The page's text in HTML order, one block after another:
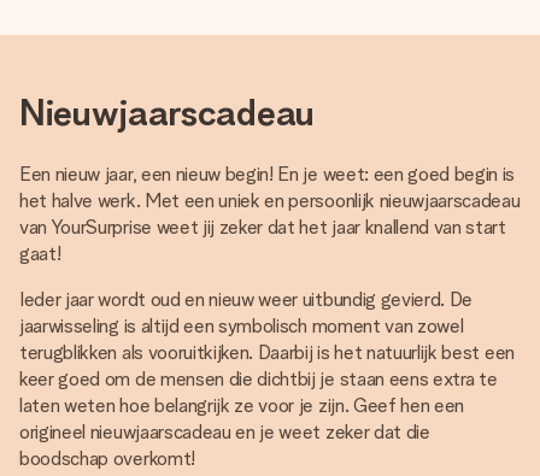
Nieuwjaarscadeau
Een nieuw jaar, een nieuw begin! En je weet: een goed begin is
het halve werk. Met een uniek en persoonlijk nieuwjaarscadeau
van YourSurprise weet jij zeker dat het jaar knallend van start
gaat!
Ieder jaar wordt oud en nieuw weer uitbundig gevierd. De
jaarwisseling is altijd een symbolisch moment van zowel
terugblikken als vooruitkijken. Daarbij is het natuurlijk best een
keer goed om de mensen die dichtbij je staan eens extra te
laten weten hoe belangrijk ze voor je zijn. Geef hen een
origineel nieuwjaarscadeau en je weet zeker dat die
boodschap overkomt!